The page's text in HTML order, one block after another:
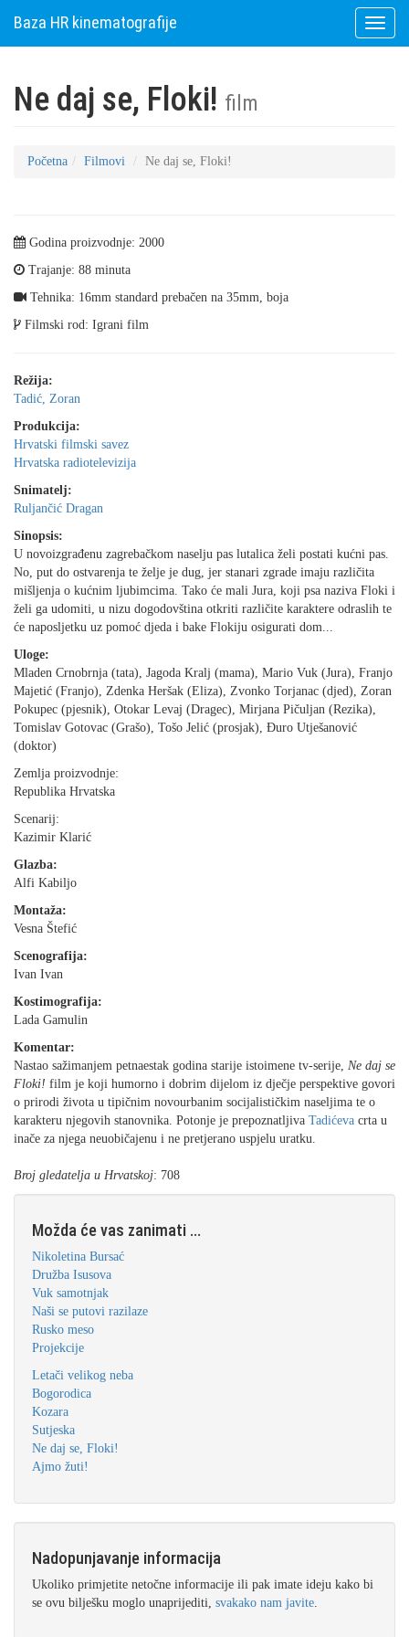
Toggle
Baza HR kinematografije
Ne daj se, Floki! film
Početna Filmovi Ne daj se, Floki!
Godina proizvodnje: 2000
Trajanje: 88 minuta
Tehnika: 16mm standard prebačen na 35mm, boja
Filmski rod: Igrani film
Režija:
Tadić, Zoran
Produkcija:
Hrvatski filmski savez
Hrvatska radiotelevizija
Snimatelj:
Ruljančić Dragan
Sinopsis:
U novoizgrađenu zagrebačkom naselju pas lutalica želi postati kućni pas.
No, put do ostvarenja te želje je dug, jer stanari zgrade imaju različita
mišljenja o kućnim ljubimcima. Tako će mali Jura, koji psa naziva Floki i
želi ga udomiti, u nizu dogodovština otkriti različite karaktere odraslih te
će naposljetku uz pomoć djeda i bake Flokiju osigurati dom...
Uloge:
Mladen Crnobrnja (tata), Jagoda Kralj (mama), Mario Vuk (Jura), Franjo
Majetić (Franjo), Zdenka Heršak (Eliza), Zvonko Torjanac (djed), Zoran
Pokupec (pjesnik), Otokar Levaj (Dragec), Mirjana Pičuljan (Rezika),
Tomislav Gotovac (Grašo), Tošo Jelić (prosjak), Ðuro Utješanović
(doktor)
Zemlja proizvodnje:
Republika Hrvatska
Scenarij:
Kazimir Klarić
Glazba:
Alfi Kabiljo
Montaža:
Vesna Štefić
Scenografija:
Ivan Ivan
Kostimografija:
Lada Gamulin
Komentar:
Nastao sažimanjem petnaestak godina starije istoimene tv-serije, Ne daj se
Floki! film je koji humorno i dobrim dijelom iz dječje perspektive govori
o prirodi života u tipičnim novourbanim socijalističkim naseljima te o
karakteru njegovih stanovnika. Potonje je prepoznatljiva Tadićeva crta u
inače za njega neuobičajenu i ne pretjerano uspjelu uratku.
Broj gledatelja u Hrvatskoj: 708
Možda će vas zanimati ...
Nikoletina Bursać
Družba Isusova
Vuk samotnjak
Naši se putovi razilaze
Rusko meso
Projekcije
Letači velikog neba
Bogorodica
Kozara
Sutjeska
Ne daj se, Floki!
Ajmo žuti!
Nadopunjavanje informacija
Ukoliko primjetite netočne informacije ili pak imate ideju kako bi
se ovu bilješku moglo unaprijediti, svakako nam javite.